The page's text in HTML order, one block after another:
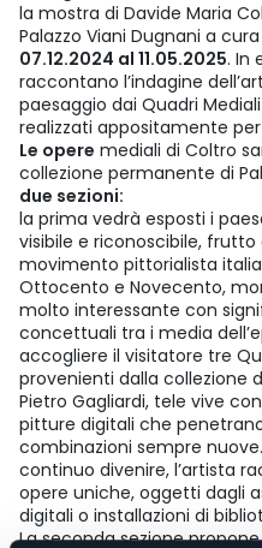
la mostra di Davide Maria
Palazzo Viani Dugnani a
07.12.2024 al 11.05.2025. In
raccontano l’indagine
paesaggio dai Quadri
realizzati appositamente
Le opere mediali di Coltro
collezione permanente di
due sezioni:
la prima vedrà esposti i
visibile e riconoscibile, frutto
movimento pittorialista
Ottocento e Novecento,
molto interessante con
concettuali tra i media
accogliere il visitatore tre
provenienti dalla collezione
Pietro Gagliardi, tele vive
pitture digitali che
combinazioni sempre
continuo divenire, l’artista
opere uniche, oggetti dagli
digitali o installazioni di
La seconda sezione